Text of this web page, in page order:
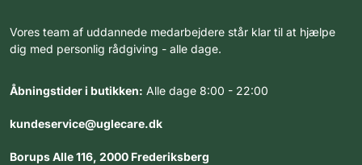
Vores team af uddannede medarbejdere står klar til at hjælpe
dig med personlig rådgiving - alle dage.
Åbningstider i butikken: Alle dage 8:00 - 22:00
kundeservice@uglecare.dk
Borups Alle 116, 2000 Frederiksberg